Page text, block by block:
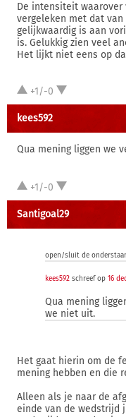
De intensiteit
vergeleken met dat van
gelijkwaardig is aan
is. Gelukkig zien veel
Het lijkt niet eens op
+1/-0
kees592
Qua mening liggen we
+1/-0
Santigoal29
open/sluit de
kees592 schreef op 16
Qua mening
we niet uit.
Het gaat hierin om de
mening hebben en die
Alleen als je naar de
einde van de wedstrijd